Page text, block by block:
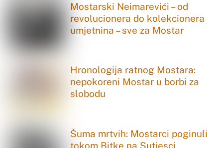
Mostarski Neimarevići – od
revolucionera do kolekcionera
umjetnina – sve za Mostar
Hronologija ratnog Mostara:
nepokoreni Mostar u borbi za
slobodu
Šuma mrtvih: Mostarci poginuli
tokom Bitke na Sutjesci